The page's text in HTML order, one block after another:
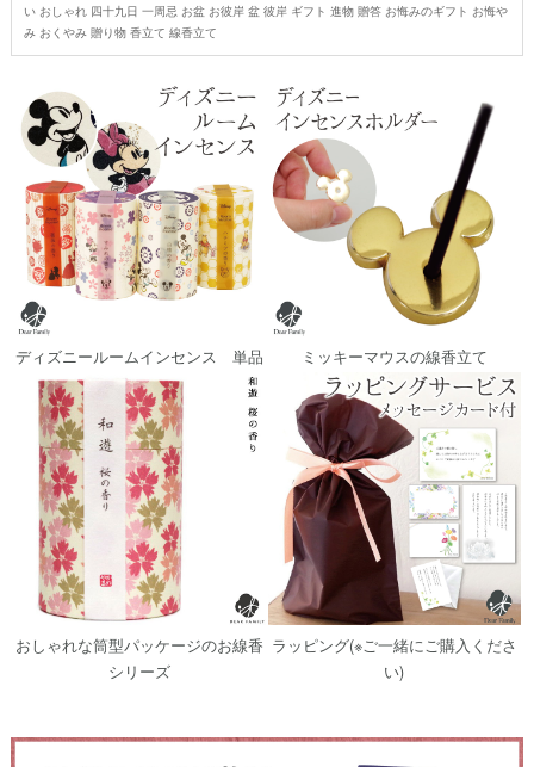
い おしゃれ 四十九日 一周忌 お盆 お彼岸 盆 彼岸 ギフト 進物 贈答 お悔みのギフト お悔や
み おくやみ 贈り物 香立て 線香立て
ディズニールームインセンス 単品 ミッキーマウスの線香立て
おしゃれな筒型パッケージのお線香
シリーズ
ラッピング(※ご一緒にご購入くださ
い)